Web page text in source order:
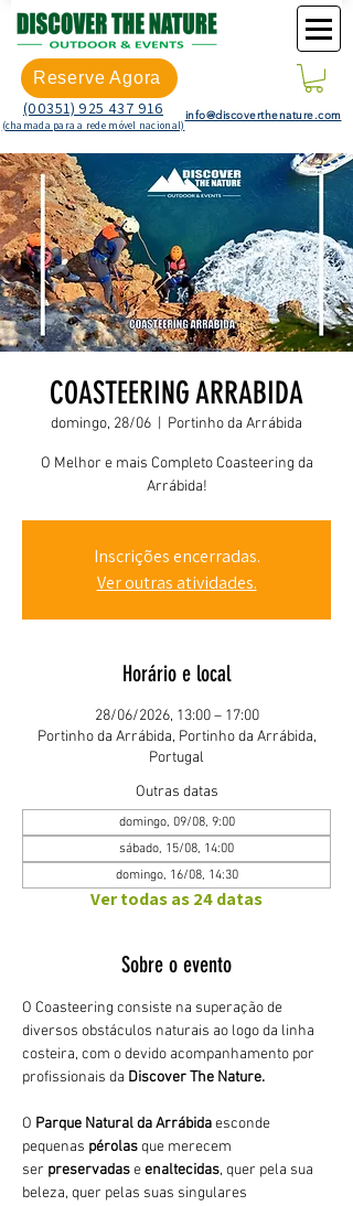
Reserve Agora
(00351) 925 437 916
(chamada para a rede móvel nacional)
info@discoverthenature.com
COASTEERING ARRABIDA
domingo, 28/06 Portinho da Arrábida
O Melhor e mais Completo Coasteering da
Arrábida!
Inscrições encerradas.
Ver outras atividades.
Horário e local
28/06/2026, 13:00 – 17:00
Portinho da Arrábida, Portinho da Arrábida,
Portugal
Outras datas
domingo, 09/08, 9:00
sábado, 15/08, 14:00
domingo, 16/08, 14:30
Ver todas as 24 datas
Sobre o evento
O Coasteering consiste na superação de
diversos obstáculos naturais ao logo da linha
costeira, com o devido acompanhamento por
profissionais da Discover The Nature.
O Parque Natural da Arrábida esconde
pequenas pérolas que merecem
ser preservadas e enaltecidas, quer pela sua
beleza, quer pelas suas singulares